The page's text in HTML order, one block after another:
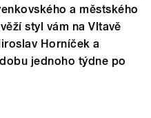
a městského
styl vám na Vltavě
Horníček a
jednoho týdne po